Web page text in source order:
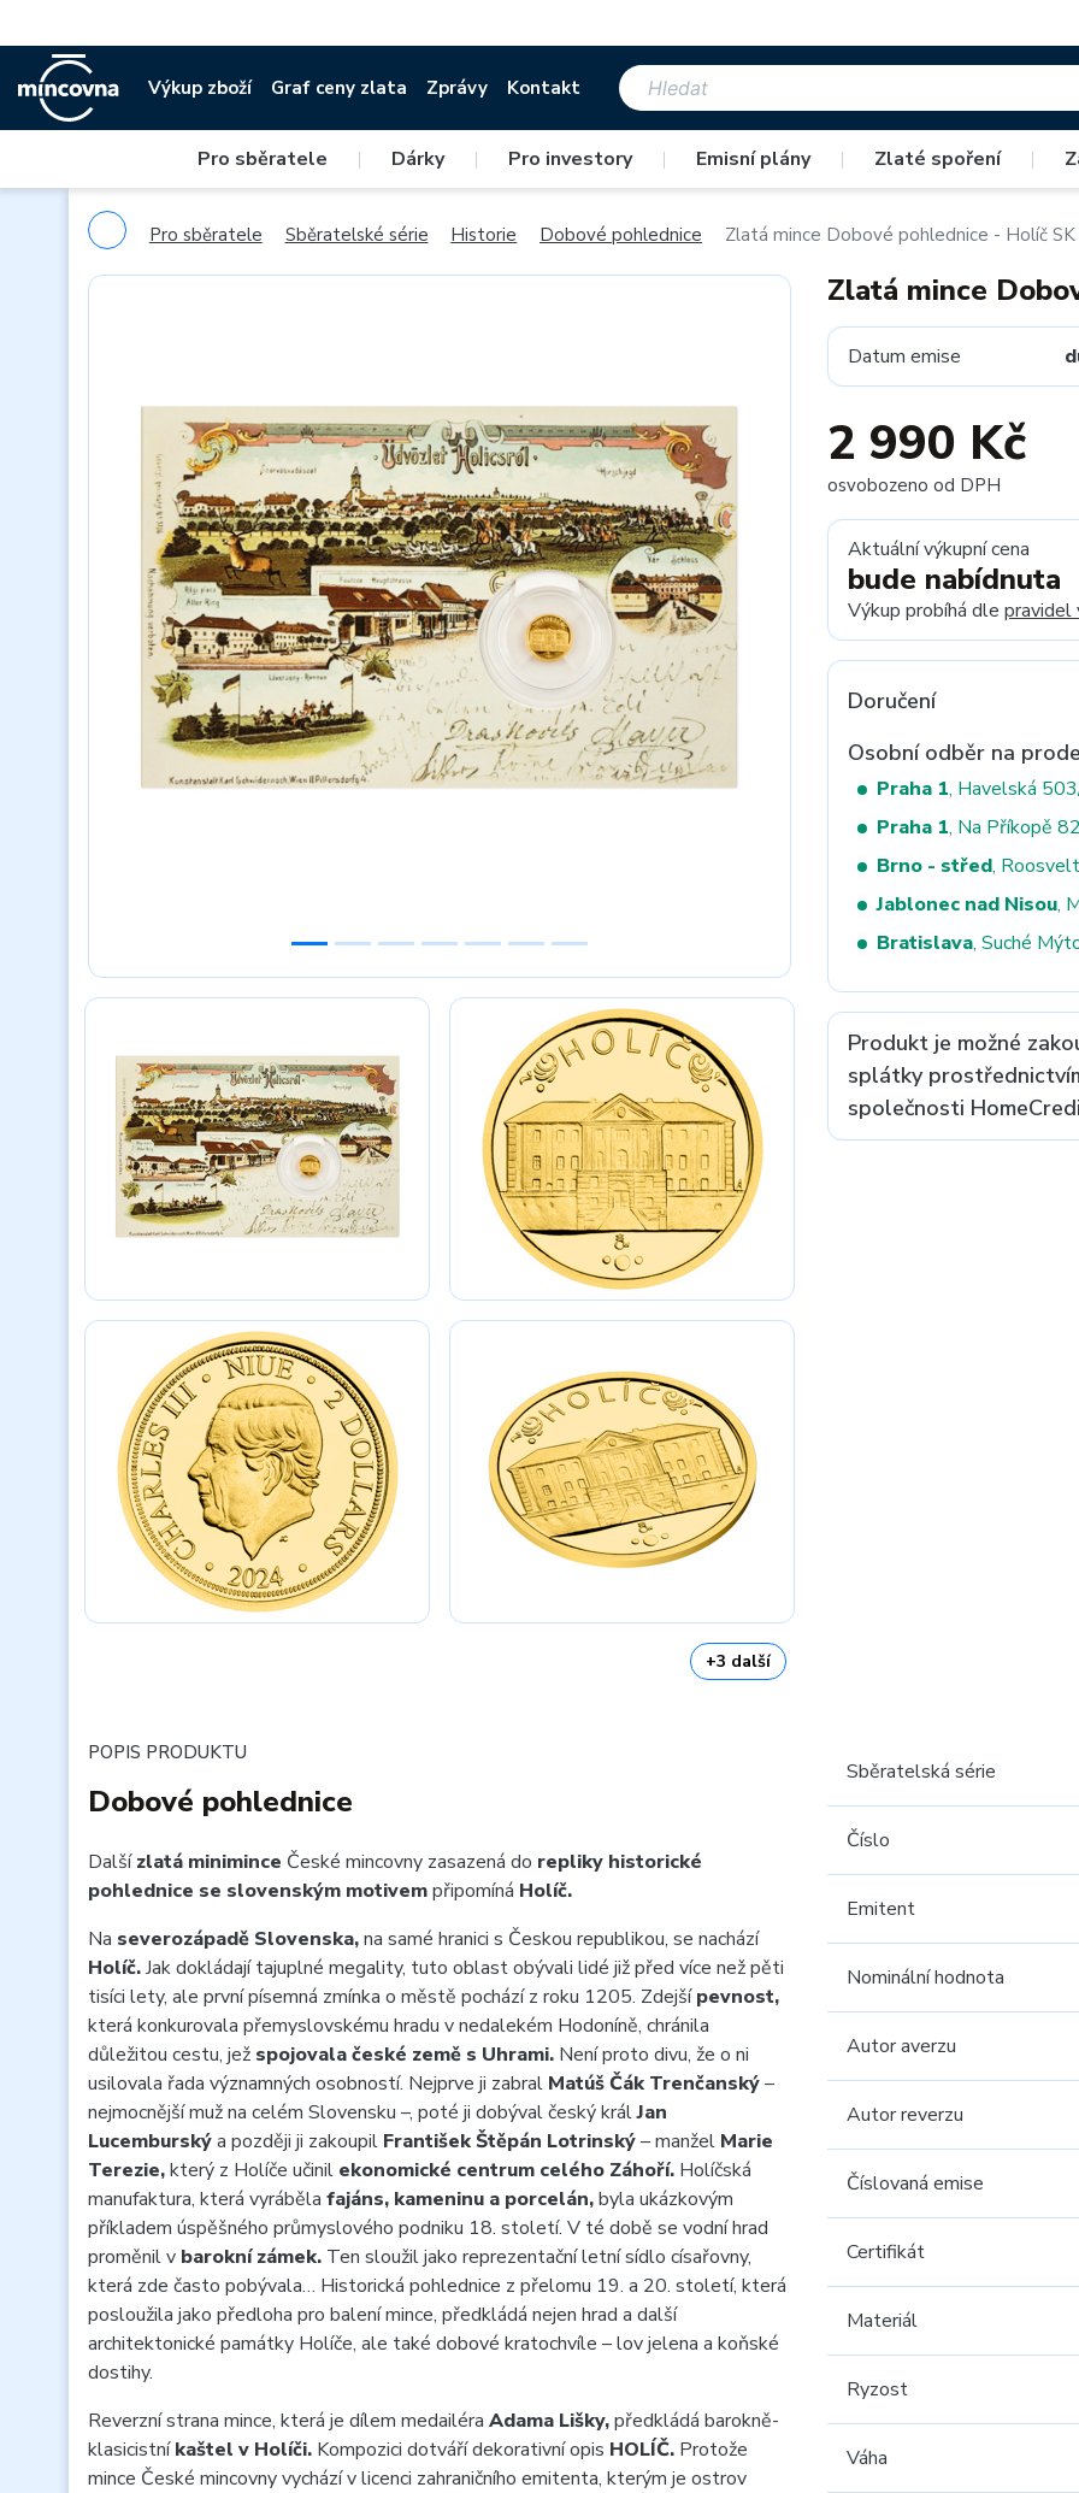
Výkup zboží Graf ceny zlata Zprávy Kontakt
Pro sběratele | Dárky | Pro investory | Emisní plány | Zlaté spoření |
Pro sběratele Sběratelské série Historie Dobové pohlednice Zlatá mince Dobové pohlednice - Holíč
Previous Next
+3 další
Zlatá mince
Datum emise
2 990 Kč
osvobozeno od DPH
Aktuální výkupní cena
bude nabídnuta
Výkup probíhá dle pravidel
Doručení
Osobní odběr na
Praha 1, Havelská
Praha 1, Na Příkopě
Brno - střed,
Jablonec nad Nisou,
Bratislava, Suché
Produkt je možné
splátky
společnosti
POPIS PRODUKTU
Dobové pohlednice
Dalšízlatá minimince České mincovny zasazená do repliky historické
pohlednice se slovenským motivempřipomíná Holíč.
Na severozápadě Slovenska,na samé hranici s Českou republikou, se nachází
Holíč.Jak dokládají tajuplné megality, tuto oblast obývali lidé již před více než pěti
tisíci lety, ale první písemná zmínka o městě pochází z roku 1205. Zdejšípevnost,
která konkurovala přemyslovskému hradu v nedalekém Hodoníně, chránila
důležitou cestu, jež spojovala české země s Uhrami. Není proto divu, že o ni
usilovala řada významných osobností. Nejprve ji zabral Matúš Čák Trenčanský–
nejmocnější muž na celém Slovensku –, poté ji dobýval český králJan
Lucemburskýa později ji zakoupil František Štěpán Lotrinský– manžel Marie
Terezie,který z Holíče učinil ekonomické centrum celého Záhoří. Holíčská
manufaktura, která vyráběla fajáns, kameninu a porcelán,byla ukázkovým
příkladem úspěšného průmyslového podniku 18. století. V té době se vodní hrad
proměnil v barokní zámek. Ten sloužil jako reprezentační letní sídlo císařovny,
která zde často pobývala… Historická pohlednice z přelomu 19. a 20. století, která
posloužila jako předloha pro balení mince, předkládá nejen hrad a další
architektonické památky Holíče, ale také dobové kratochvíle – lov jelena a koňské
dostihy.
Reverzní strana mince, která je dílem medailéra Adama Lišky,předkládá barokně-
klasicistníkaštel v Holíči. Kompozici dotváří dekorativní opis HOLÍČ. Protože
mince České mincovny vychází v licenci zahraničního emitenta, kterým je ostrov
Sběratelská série
Číslo
Emitent
Nominální hodnota
Autor averzu
Autor reverzu
Číslovaná emise
Certifikát
Materiál
Ryzost
Váha